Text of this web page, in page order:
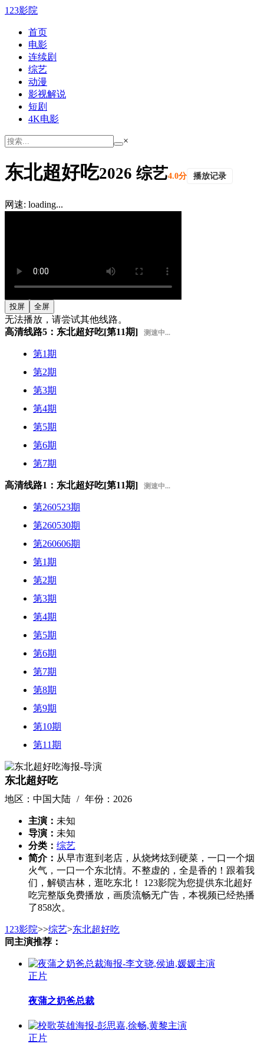
123影院
首页
电影
连续剧
综艺
动漫
影视解说
短剧
4K电影
×
东北超好吃2026 综艺4.0分 播放记录
网速: loading...
投屏 全屏
无法播放，请尝试其他线路。
高清线路5：东北超好吃[第11期]
测速中...
第1期
第2期
第3期
第4期
第5期
第6期
第7期
高清线路1：东北超好吃[第11期] 测速中...
第260523期
第260530期
第260606期
第1期
第2期
第3期
第4期
第5期
第6期
第7期
第8期
第9期
第10期
第11期
东北超好吃
地区：中国大陆 / 年份：2026
主演： 未知
导演： 未知
分类： 综艺
简介： 从早市逛到老店，从烧烤炫到硬菜，一口一个烟
火气，一口一个东北情。不整虚的，全是香的！跟着我
们，解锁吉林，逛吃东北！ 123影院为您提供东北超好
吃完整版免费播放，画质流畅无广告，本视频已经热播
了858次。
123影院>>综艺>东北超好吃
同主演推荐：
正片
夜蒲之奶爸总裁
正片